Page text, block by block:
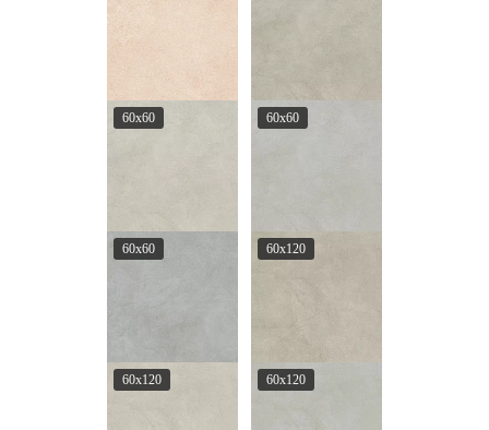
60x60 60x60
60x60 60x120
60x120 60x120